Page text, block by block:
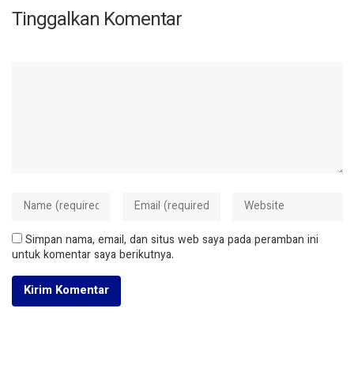
Tinggalkan Komentar
Simpan nama, email, dan situs web saya pada peramban ini
untuk komentar saya berikutnya.